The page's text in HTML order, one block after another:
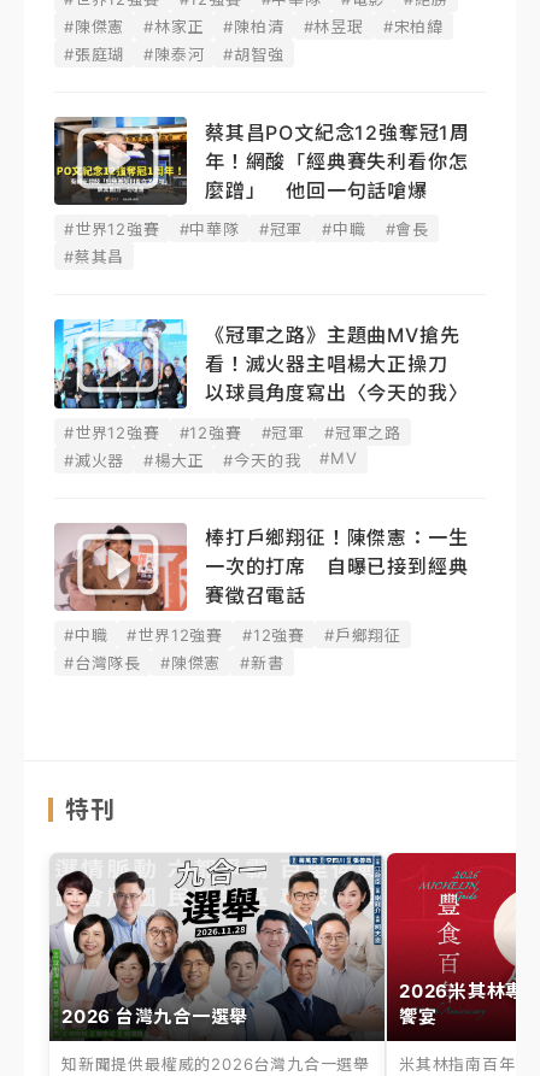
#陳傑憲
#林家正 #陳柏清 #林昱珉
#宋柏緯
#張庭瑚
#陳泰河 #胡智強
蔡其昌PO文紀念12強奪冠1周
年！網酸「經典賽失利看你怎
麼蹭」 他回一句話嗆爆
#世界12強賽 #中華隊 #冠軍 #中職
#會長
#蔡其昌
《冠軍之路》主題曲MV搶先
看！滅火器主唱楊大正操刀
以球員角度寫出〈今天的我〉
#世界12強賽 #12強賽 #冠軍
#冠軍之路
#滅火器
#楊大正 #今天的我 #MV
棒打戶鄉翔征！陳傑憲：一生
一次的打席 自曝已接到經典
賽徵召電話
#中職 #世界12強賽 #12強賽
#戶鄉翔征
#台灣隊長
#陳傑憲 #新書
特刊
2026 台灣九合一選舉
知新聞提供最權威的2026台灣九合一選舉
2026米其林專
饗宴
米其林指南百年之